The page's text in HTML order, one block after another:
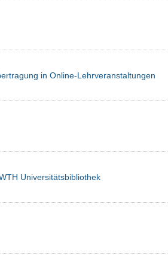
in Online-Lehrveranstaltungen
Universitätsbibliothek